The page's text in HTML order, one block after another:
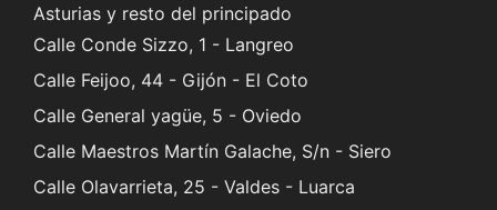
Asturias y resto del principado
Calle Conde Sizzo, 1 - Langreo
Calle Feijoo, 44 - Gijón - El Coto
Calle General yagüe, 5 - Oviedo
Calle Maestros Martín Galache, S/n - Siero
Calle Olavarrieta, 25 - Valdes - Luarca